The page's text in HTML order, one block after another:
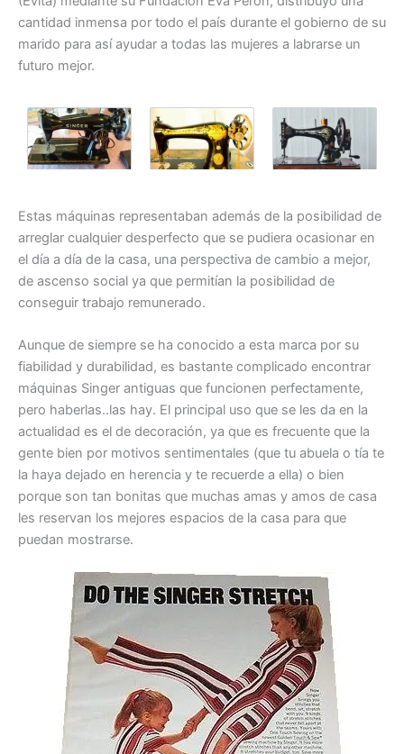
cantidad inmensa por todo el país durante el gobierno de su
marido para así ayudar a todas las mujeres a labrarse un
futuro mejor.
Estas máquinas representaban además de la posibilidad de
arreglar cualquier desperfecto que se pudiera ocasionar en
el día a día de la casa, una perspectiva de cambio a mejor,
de ascenso social ya que permitían la posibilidad de
conseguir trabajo remunerado.
Aunque de siempre se ha conocido a esta marca por su
fiabilidad y durabilidad, es bastante complicado encontrar
máquinas Singer antiguas que funcionen perfectamente,
pero haberlas..las hay. El principal uso que se les da en la
actualidad es el de decoración, ya que es frecuente que la
gente bien por motivos sentimentales (que tu abuela o tía te
la haya dejado en herencia y te recuerde a ella) o bien
porque son tan bonitas que muchas amas y amos de casa
les reservan los mejores espacios de la casa para que
puedan mostrarse.